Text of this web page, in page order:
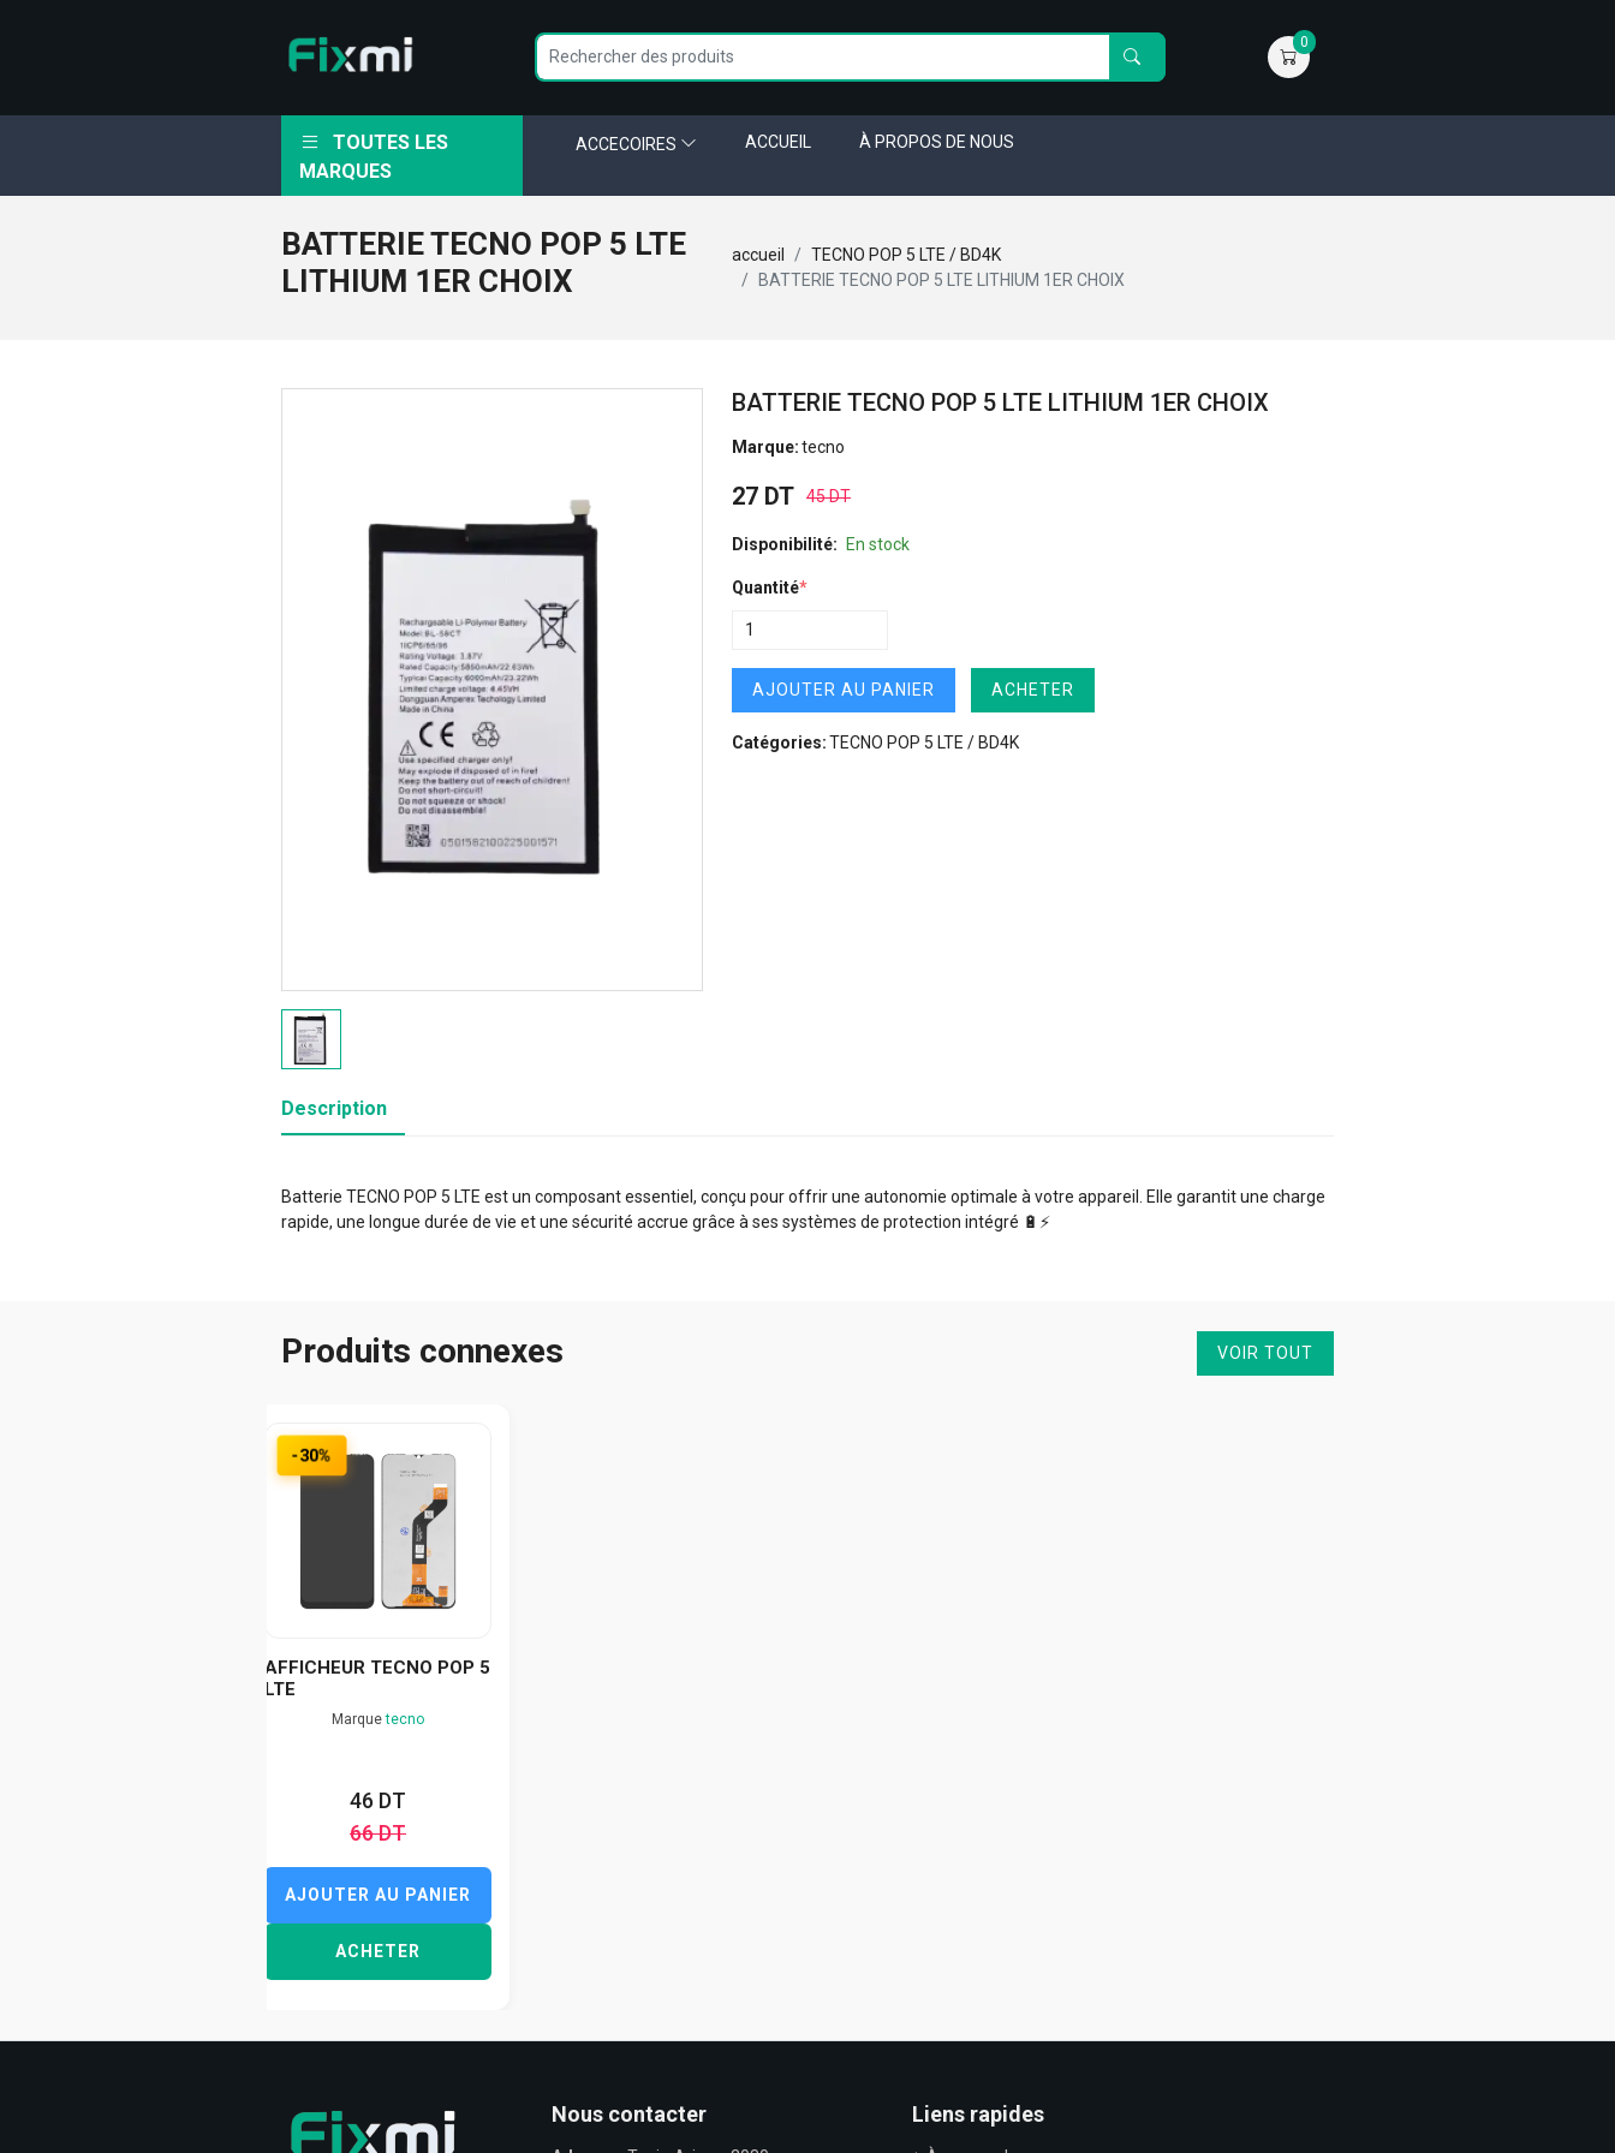
0
TOUTES LES
MARQUES
ACCECOIRES ACCUEIL À PROPOS DE NOUS
BATTERIE TECNO POP 5 LTE
LITHIUM 1ER CHOIX
accueil
TECNO POP 5 LTE / BD4K
BATTERIE TECNO POP 5 LTE LITHIUM 1ER CHOIX
BATTERIE TECNO POP 5 LTE LITHIUM 1ER CHOIX
Marque:tecno
27 DT 45 DT
Disponibilité: En stock
Quantité*
AJOUTER AU PANIER ACHETER
Catégories:TECNO POP 5 LTE / BD4K
Description
Batterie TECNO POP 5 LTE est un composant essentiel, conçu pour offrir une autonomie optimale à votre appareil. Elle garantit une charge
rapide, une longue durée de vie et une sécurité accrue grâce à ses systèmes de protection intégré 🔋⚡️
Produits connexes VOIR TOUT
-30%
AFFICHEUR TECNO POP 5
LTE
Marquetecno
46 DT
66 DT
AJOUTER AU PANIER
ACHETER
Nous contacter Liens rapides